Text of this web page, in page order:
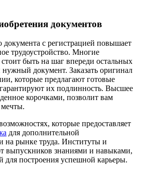
документов
с регистрацией повышает
трудоустройство. Многие
быть на шаг впереди остальных
документ. Заказать оригинал
которые предлагают готовые
их подлинность. Высшее
корочками, позволит вам
мечты.
которые предоставляет
для дополнительной
на рынке труда. Институты и
выпускников знаниями и навыками,
для построения успешной карьеры.